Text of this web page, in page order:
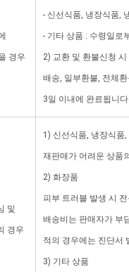
경우
- 신선식품, 냉장식품,
- 기타 상품 : 수령일로
2) 교환 및 환불신청
배송, 일부환불, 전체
3일 이내에 완료됩니
및
경우
1) 신선식품, 냉장식품
재판매가 어려운 상품
2) 화장품
피부 트러블 발생 시
배송비는 판매자가 부
적의 경우에는 진단서
3) 기타 상품